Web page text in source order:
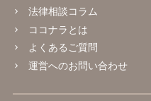
法律相談コラム
ココナラとは
よくあるご質問
運営へのお問い合わせ